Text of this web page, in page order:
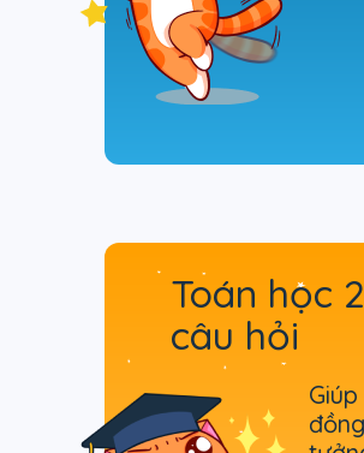
Toán học
câu hỏi